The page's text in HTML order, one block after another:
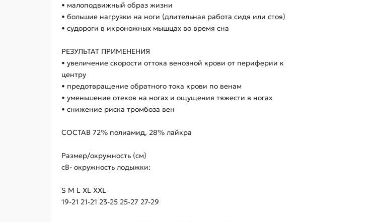
• малоподвижный образ жизни
• большие нагрузки на ноги (длительная работа сидя или стоя)
• судороги в икроножных мышцах во время сна
РЕЗУЛЬТАТ ПРИМЕНЕНИЯ
• увеличение скорости оттока венозной крови от периферии к
центру
• предотвращение обратного тока крови по венам
• уменьшение отеков на ногах и ощущения тяжести в ногах
• снижение риска тромбоза вен
СОСТАВ 72% полиамид, 28% лайкра
Размер/окружность (см)
сВ- окружность лодыжки:
S M L XL XXL
19-21 21-21 23-25 25-27 27-29